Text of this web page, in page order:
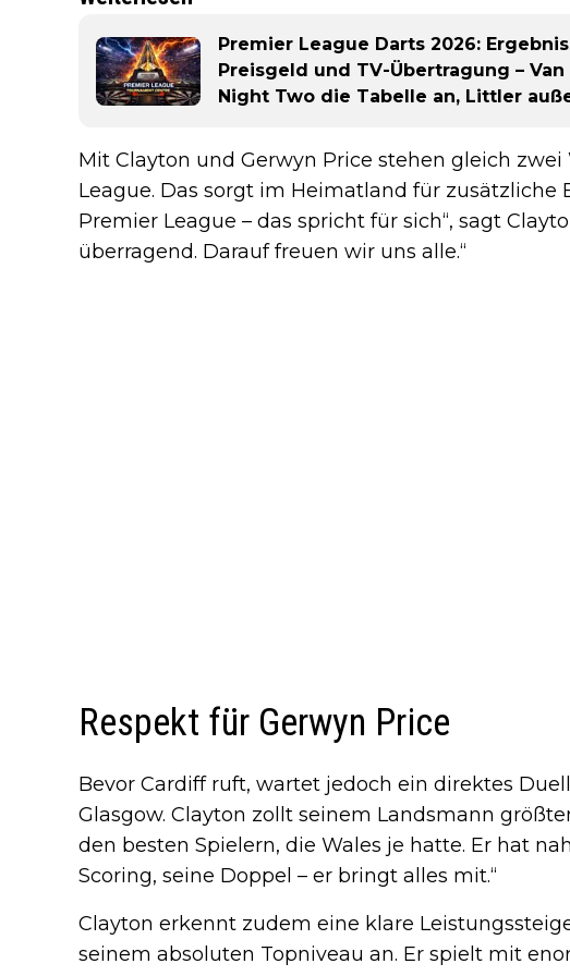
Premier League Darts 2026:
Preisgeld und TV-Übertragung –
Night Two die Tabelle an, Littler
Mit Clayton und Gerwyn Price stehen gleich
League. Das sorgt im Heimatland für zusätzliche
Premier League – das spricht für sich“, sagt
überragend. Darauf freuen wir uns alle.“
Respekt für Gerwyn Price
Bevor Cardiff ruft, wartet jedoch ein direktes
Glasgow. Clayton zollt seinem Landsmann
den besten Spielern, die Wales je hatte. Er hat
Scoring, seine Doppel – er bringt alles mit.“
Clayton erkennt zudem eine klare
seinem absoluten Topniveau an. Er spielt mit